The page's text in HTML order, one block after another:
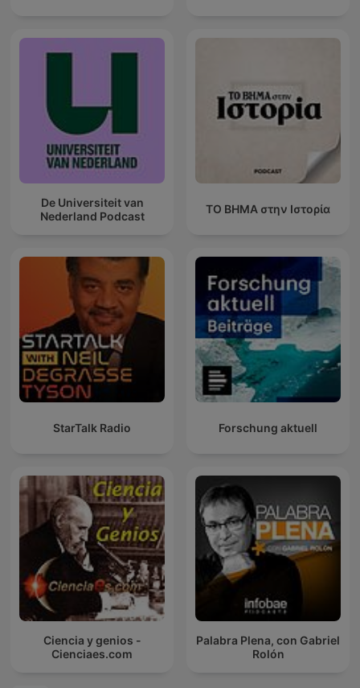
De Universiteit van
Nederland Podcast
ΤΟ ΒΗΜΑ στην Ιστορία
StarTalk Radio Forschung aktuell
Ciencia y genios -
Cienciaes.com
Palabra Plena, con Gabriel
Rolón